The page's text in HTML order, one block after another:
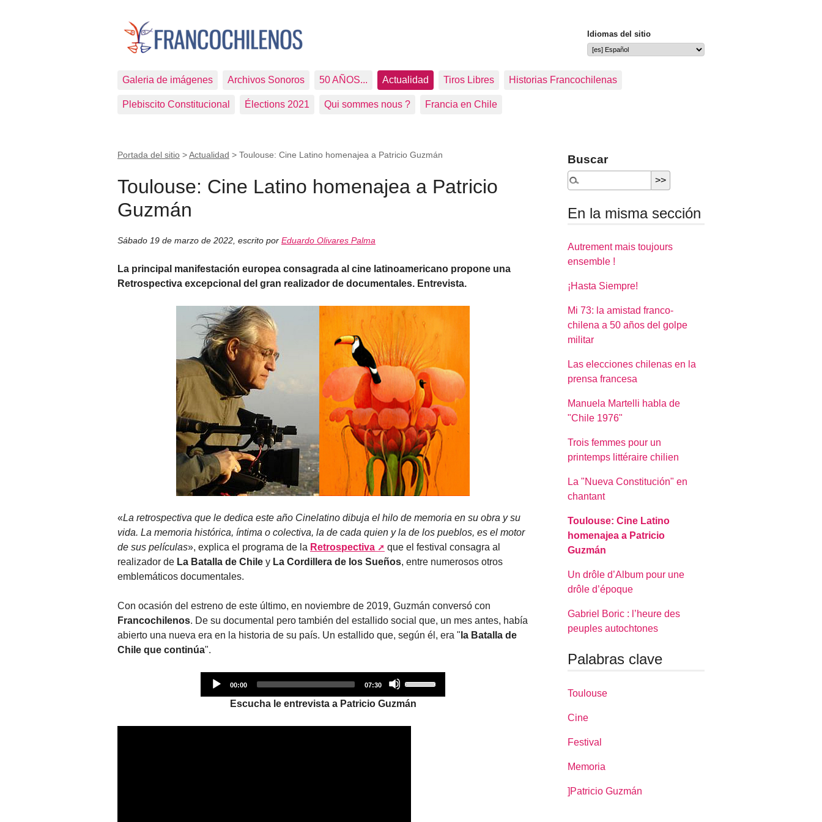
Idiomas del sitio
Galeria de imágenes Archivos Sonoros 50 AÑOS... Actualidad Tiros Libres Historias Francochilenas
Plebiscito Constitucional Élections 2021 Qui sommes nous ? Francia en Chile
Portada del sitio >Actualidad > Toulouse: Cine Latino homenajea a Patricio Guzmán
Toulouse: Cine Latino homenajea a Patricio
Guzmán
Sábado 19 de marzo de 2022 escrito por Eduardo Olivares Palma
La principal manifestación europea consagrada al cine latinoamericano propone una
Retrospectiva excepcional del gran realizador de documentales. Entrevista.
«La retrospectiva que le dedica este año Cinelatino dibuja el hilo de memoria en su obra y su
vida. La memoria histórica, íntima o colectiva, la de cada quien y la de los pueblos, es el motor
de sus películas», explica el programa de la Retrospectiva
que el festival consagra al
realizador de La Batalla de Chile y La Cordillera de los Sueños, entre numerosos otros
emblemáticos documentales.
Con ocasión del estreno de este último, en noviembre de 2019, Guzmán conversó con
Francochilenos. De su documental pero también del estallido social que, un mes antes, había
abierto una nueva era en la historia de su país. Un estallido que, según él, era " la Batalla de
Chile que continúa".
00:00 07:30
Arrow
Escucha le entrevista a Patricio Guzmán
Buscar
En la misma sección
Autrement mais toujours
ensemble !
¡Hasta Siempre!
Mi 73: la amistad franco-
chilena a 50 años del golpe
militar
Las elecciones chilenas en la
prensa francesa
Manuela Martelli habla de
"Chile 1976"
Trois femmes pour un
printemps littéraire chilien
La "Nueva Constitución" en
chantant
Toulouse: Cine Latino
homenajea a Patricio
Guzmán
Un drôle d’Album pour une
drôle d’époque
Gabriel Boric : l’heure des
peuples autochtones
Palabras clave
Toulouse
Cine
Festival
Memoria
]Patricio Guzmán